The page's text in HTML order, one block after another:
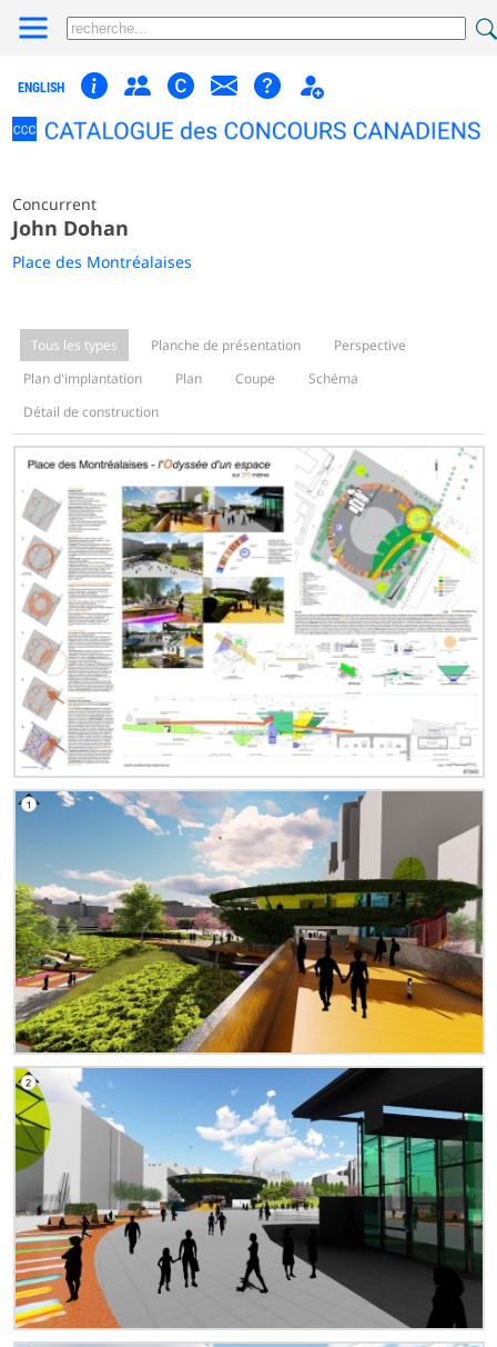
ENGLISH
Concurrent
John Dohan
Place des Montréalaises
Tous les types Planche de présentation
Perspective
Plan d'implantation
Plan Coupe
Schéma
Détail de construction